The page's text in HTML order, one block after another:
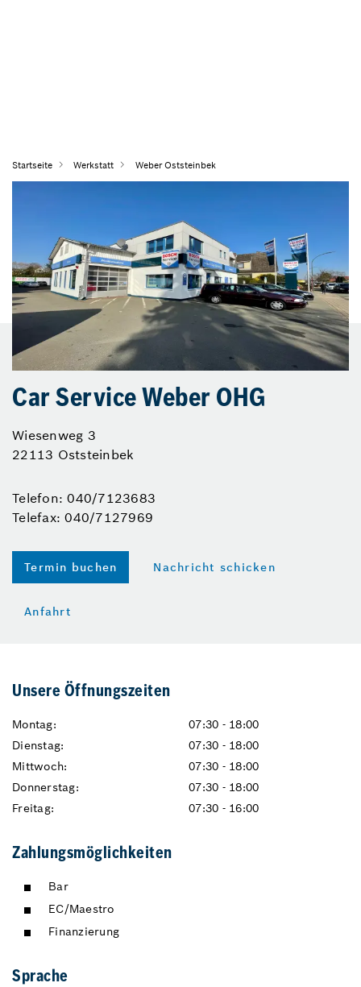
Startseite Werkstatt Weber Oststeinbek
Car Service Weber OHG
Wiesenweg 3
22113 Oststeinbek
Telefon: 040/7123683
Telefax: 040/7127969
Termin buchen Nachricht schicken
Anfahrt
Unsere Öffnungszeiten
Montag:
07:30 - 18:00
Dienstag:
07:30 - 18:00
Mittwoch:
07:30 - 18:00
Donnerstag:
07:30 - 18:00
Freitag:
07:30 - 16:00
Zahlungsmöglichkeiten
Bar
EC/Maestro
Finanzierung
Sprache